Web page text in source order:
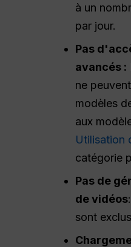
à un
par jour.
Pas
avancés :
ne
modèles
aux
Utilisation
catégorie
Pas de
de vidéos
sont